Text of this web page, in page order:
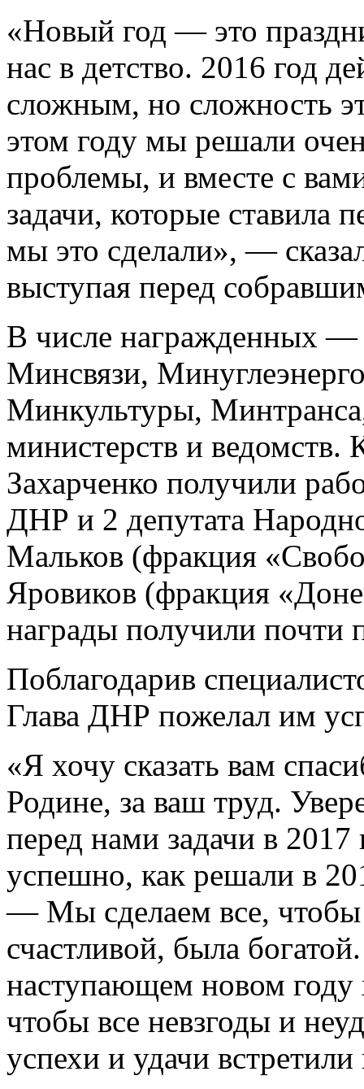
«Новый год — это
нас в детство. 2016 год
сложным, но сложность
этом году мы решали
проблемы, и вместе с
задачи, которые ставила
мы это сделали», —
выступая перед
В числе награжденных —
Минсвязи,
Минкультуры,
министерств и ведомств.
Захарченко получили
ДНР и 2 депутата
Мальков (фракция
Яровиков (фракция
награды получили почти
Поблагодарив
Глава ДНР пожелал им
«Я хочу сказать вам
Родине, за ваш труд.
перед нами задачи в
успешно, как решали в
— Мы сделаем все, чтобы
счастливой, была
наступающем новом году
чтобы все невзгоды и
успехи и удачи